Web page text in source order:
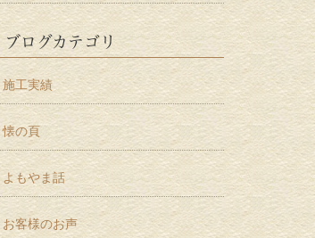
ブログカテゴリ
施工実績
懐の頁
よもやま話
お客様のお声